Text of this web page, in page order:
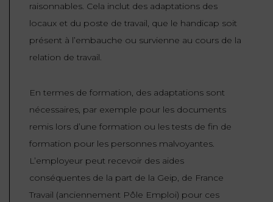
raisonnables. Cela inclut des adaptations des
locaux et du poste de travail, que le handicap soit
présent à l’embauche ou survienne au cours de la
relation de travail.
En termes de formation, des adaptations sont
nécessaires, par exemple pour les documents
remis lors d’une formation ou les tests de fin de
formation pour les personnes malvoyantes.
L’employeur peut recevoir des aides
conséquentes de la part de la Geip, de France
Travail (anciennement Pôle Emploi) pour ces